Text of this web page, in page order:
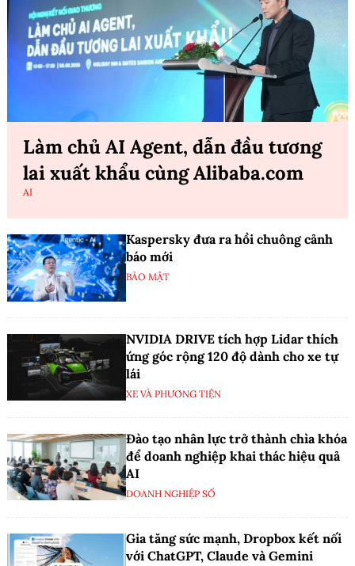
Làm chủ AI Agent, dẫn đầu tương
lai xuất khẩu cùng Alibaba.com
AI
Kaspersky đưa ra hồi chuông cảnh
báo mới
BẢO MẬT
NVIDIA DRIVE tích hợp Lidar thích
ứng góc rộng 120 độ dành cho xe tự
lái
XE VÀ PHƯƠNG TIỆN
Đào tạo nhân lực trở thành chìa khóa
để doanh nghiệp khai thác hiệu quả
AI
DOANH NGHIỆP SỐ
Gia tăng sức mạnh, Dropbox kết nối
với ChatGPT, Claude và Gemini